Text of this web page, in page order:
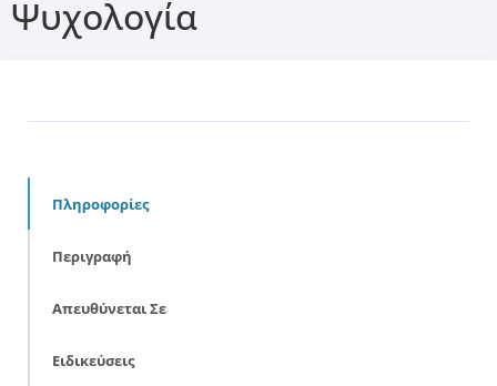
Ψυχολογία
Πληροφορίες
Περιγραφή
Απευθύνεται Σε
Ειδικεύσεις